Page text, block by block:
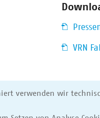
VRN
verwenden wir